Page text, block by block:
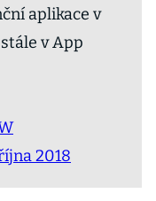
aplikace v
v App
2018